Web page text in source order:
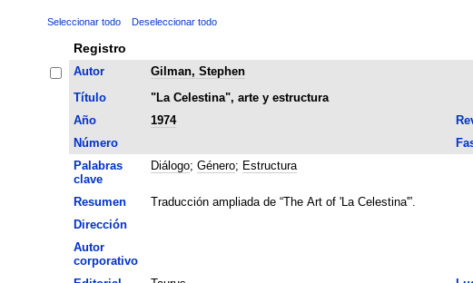
Seleccionar todo Deseleccionar todo
Registro
Autor
Gilman, Stephen
Título
"La Celestina", arte y estructura
Año
1974
Número
Palabras
clave
Diálogo; Género; Estructura
Resumen
Traducción ampliada de “The Art of 'La Celestina'”.
Dirección
Autor
corporativo